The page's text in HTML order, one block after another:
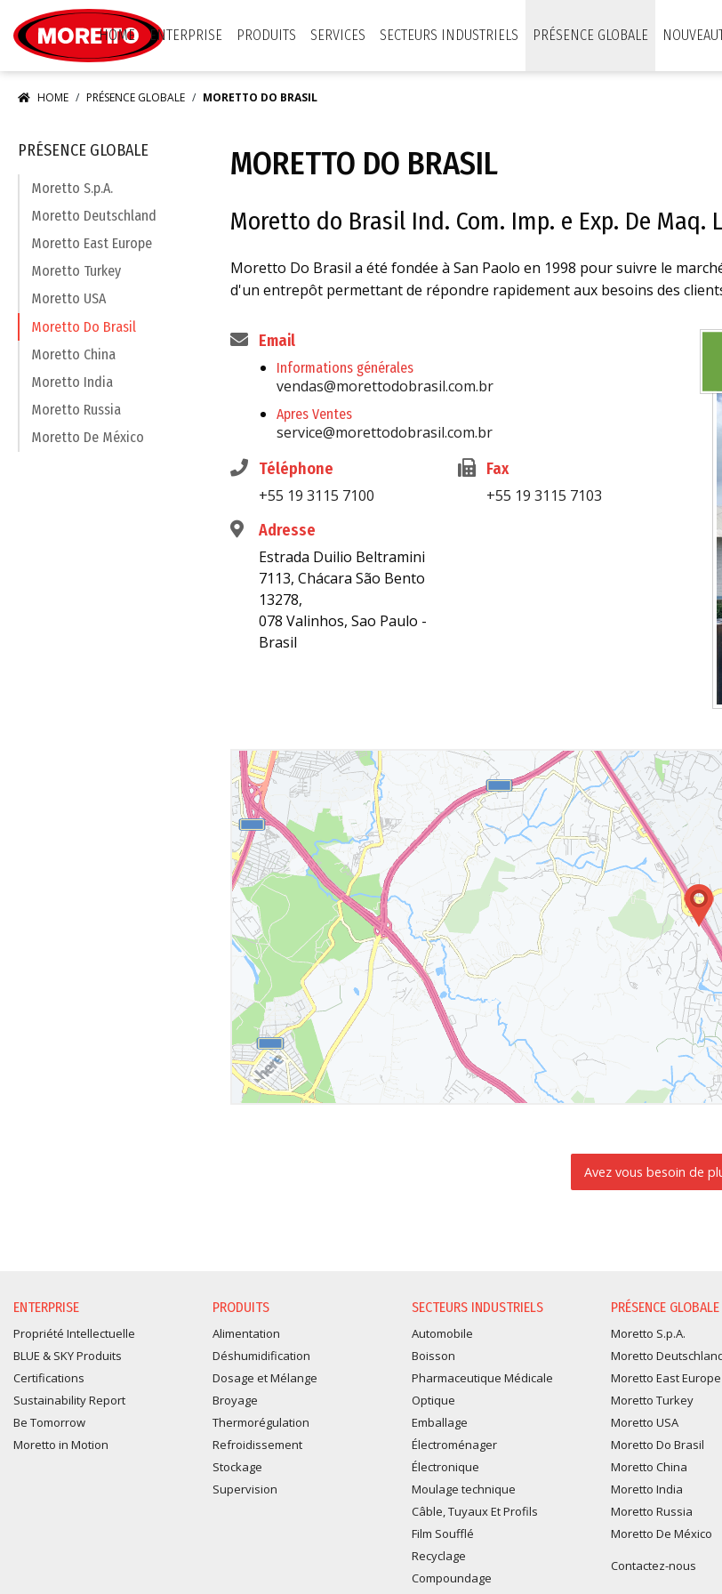
HOME
ENTERPRISE PRODUITS SERVICES SECTEURS INDUSTRIELS PRÉSENCE GLOBALE
HOME PRÉSENCE GLOBALE MORETTO DO BRASIL
MORETTO DO BRASIL
Moretto do Brasil Ind. Com. Imp. e Exp. De Maq.
Moretto Do Brasil a été fondée à San Paolo en 1998 pour suivre le
d'un entrepôt permettant de répondre rapidement aux besoins des
Email
Informations générales
vendas@morettodobrasil.com.br
Apres Ventes
service@morettodobrasil.com.br
Téléphone
+55 19 3115 7100
Fax
+55 19 3115 7103
Adresse
Estrada Duilio Beltramini
7113, Chácara São Bento
13278,
078 Valinhos, Sao Paulo -
Brasil
PRÉSENCE GLOBALE
Moretto S.p.A.
Moretto Deutschland
Moretto East Europe
Moretto Turkey
Moretto USA
Moretto Do Brasil
Moretto China
Moretto India
Moretto Russia
Moretto De México
Avez vous besoin de
ENTERPRISE
Propriété Intellectuelle
BLUE & SKY Produits
Certifications
Sustainability Report
Be Tomorrow
Moretto in Motion
PRODUITS
Alimentation
Déshumidification
Dosage et Mélange
Broyage
Thermorégulation
Refroidissement
Stockage
Supervision
SECTEURS INDUSTRIELS
Automobile
Boisson
Pharmaceutique Médicale
Optique
Emballage
Électroménager
Électronique
Moulage technique
Câble, Tuyaux Et Profils
Film Soufflé
Recyclage
Compoundage
PRÉSENCE GLOBALE
Moretto S.p.A.
Moretto
Moretto East Europe
Moretto Turkey
Moretto USA
Moretto Do Brasil
Moretto China
Moretto India
Moretto Russia
Moretto De México
Contactez-nous